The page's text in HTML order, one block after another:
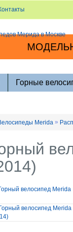
Горные
Merida »